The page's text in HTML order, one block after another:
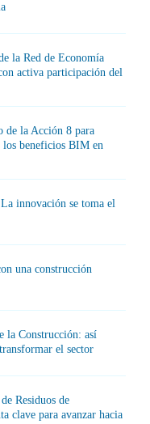
la Red de Economía
activa participación del
de la Acción 8 para
beneficios BIM en
innovación se toma el
una construcción
la Construcción: así
el sector
Residuos de
clave para avanzar hacia